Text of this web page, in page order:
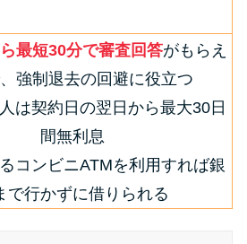
息期間を利用して利息0円で
を借りる3つのポイント
・特徴別一覧
ム
最短30分で審査回答がもらえ
強制退去の回避に役立つ
は契約日の翌日から最大30日
間無利息
コンビニATMを利用すれば銀
で行かずに借りられる